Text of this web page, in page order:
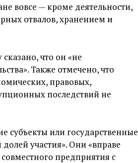
вовсе — кроме деятельности,
отвалов, хранением и
что он «не
Также отмечено, что
правовых,
последствий не
субъекты или государственные
участия». Они «вправе
предприятия с